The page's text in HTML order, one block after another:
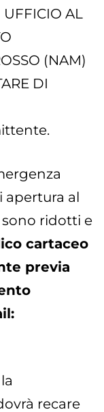
UFFICIO AL
(NAM)
DI
apertura al
ridotti e
cartaceo
previa
recare